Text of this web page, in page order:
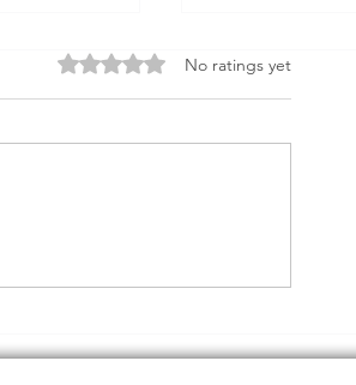
Hawthorn.
Rated 0 out of 5 stars.
No ratings yet